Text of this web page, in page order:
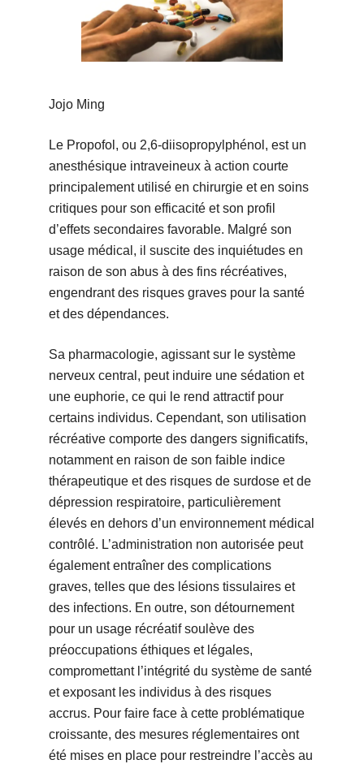
Jojo Ming
Le Propofol, ou 2,6-diisopropylphénol, est un
anesthésique intraveineux à action courte
principalement utilisé en chirurgie et en soins
critiques pour son efficacité et son profil
d’effets secondaires favorable. Malgré son
usage médical, il suscite des inquiétudes en
raison de son abus à des fins récréatives,
engendrant des risques graves pour la santé
et des dépendances.
Sa pharmacologie, agissant sur le système
nerveux central, peut induire une sédation et
une euphorie, ce qui le rend attractif pour
certains individus. Cependant, son utilisation
récréative comporte des dangers significatifs,
notamment en raison de son faible indice
thérapeutique et des risques de surdose et de
dépression respiratoire, particulièrement
élevés en dehors d’un environnement médical
contrôlé. L’administration non autorisée peut
également entraîner des complications
graves, telles que des lésions tissulaires et
des infections. En outre, son détournement
pour un usage récréatif soulève des
préoccupations éthiques et légales,
compromettant l’intégrité du système de santé
et exposant les individus à des risques
accrus. Pour faire face à cette problématique
croissante, des mesures réglementaires ont
été mises en place pour restreindre l’accès au